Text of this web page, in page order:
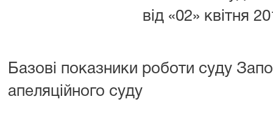
від «02» квітня
Базові показники роботи суду
апеляційного суду